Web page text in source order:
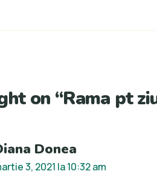
on “Rama pt
Donea
3, 2021 la 10:32 am